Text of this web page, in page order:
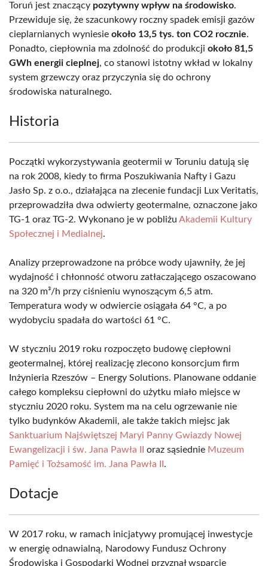
Toruń jest znaczący pozytywny wpływ na środowisko.
Przewiduje się, że szacunkowy roczny spadek emisji gazów
cieplarnianych wyniesie około 13,5 tys. ton CO2 rocznie.
Ponadto, ciepłownia ma zdolność do produkcji około 81,5
GWh energii cieplnej, co stanowi istotny wkład w lokalny
system grzewczy oraz przyczynia się do ochrony
środowiska naturalnego.
Historia
Początki wykorzystywania geotermii w Toruniu datują się
na rok 2008, kiedy to firma Poszukiwania Nafty i Gazu
Jasło Sp. z o.o., działająca na zlecenie fundacji Lux Veritatis,
przeprowadziła dwa odwierty geotermalne, oznaczone jako
TG-1 oraz TG-2. Wykonano je w pobliżu Akademii Kultury
Społecznej i Medialnej.
Analizy przeprowadzone na próbce wody ujawniły, że jej
wydajność i chłonność otworu zatłaczającego oszacowano
na 320 m³/h przy ciśnieniu wynoszącym 6,5 atm.
Temperatura wody w odwiercie osiągała 64 °C, a po
wydobyciu spadała do wartości 61 °C.
W styczniu 2019 roku rozpoczęto budowę ciepłowni
geotermalnej, której realizację zlecono konsorcjum firm
Inżynieria Rzeszów – Energy Solutions. Planowane oddanie
całego kompleksu ciepłowni do użytku miało miejsce w
styczniu 2020 roku. System ma na celu ogrzewanie nie
tylko budynków Akademii, ale także takich miejsc jak
Sanktuarium Najświętszej Maryi Panny Gwiazdy Nowej
Ewangelizacji i św. Jana Pawła II
oraz sąsiednie Muzeum
Pamięć i Tożsamość im. Jana Pawła II .
Dotacje
W 2017 roku, w ramach inicjatywy promującej inwestycje
w energię odnawialną, Narodowy Fundusz Ochrony
Środowiska i Gospodarki Wodnej przyznał wsparcie